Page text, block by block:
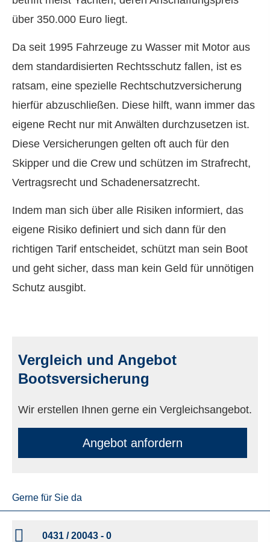
über 350.000 Euro liegt.
Da seit 1995 Fahrzeuge zu Wasser mit Motor aus
dem standardisierten Rechtsschutz fallen, ist es
ratsam, eine spezielle Rechtschutzversicherung
hierfür abzuschließen. Diese hilft, wann immer das
eigene Recht nur mit Anwälten durchzusetzen ist.
Diese Versicherungen gelten oft auch für den
Skipper und die Crew und schützen im Strafrecht,
Vertragsrecht und Schadenersatzrecht.
Indem man sich über alle Risiken informiert, das
eigene Risiko definiert und sich dann für den
richtigen Tarif entscheidet, schützt man sein Boot
und geht sicher, dass man kein Geld für unnötigen
Schutz ausgibt.
Vergleich und Angebot
Bootsversicherung
Wir erstellen Ihnen gerne ein Vergleichsangebot.
An­ge­bot an­for­dern
Gerne für Sie da
0431 / 20043 - 0